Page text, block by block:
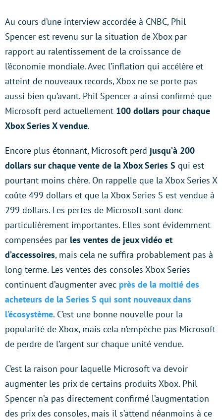
Au cours d’une interview accordée à CNBC, Phil
Spencer est revenu sur la situation de Xbox par
rapport au ralentissement de la croissance de
l’économie mondiale. Avec l’inflation qui accélère et
atteint de nouveaux records, Xbox ne se porte pas
aussi bien qu’avant. Phil Spencer a ainsi confirmé que
Microsoft perd actuellement 100 dollars pour chaque
Xbox Series X vendue.
Encore plus étonnant, Microsoft perd jusqu’à 200
dollars sur chaque vente de la Xbox Series S qui est
pourtant moins chère. On rappelle que la Xbox Series X
coûte 499 dollars et que la Xbox Series S est vendue à
299 dollars. Les pertes de Microsoft sont donc
particulièrement importantes. Elles sont évidemment
compensées par les ventes de jeux vidéo et
d’accessoires, mais cela ne suffira probablement pas à
long terme. Les ventes des consoles Xbox Series
continuent d’augmenter avec près de la moitié des
acheteurs de la Series S qui sont nouveaux dans
l’écosystème. C’est une bonne nouvelle pour la
popularité de Xbox, mais cela n’empêche pas Microsoft
de perdre de l’argent sur chaque unité vendue.
C’est la raison pour laquelle Microsoft va devoir
augmenter les prix de certains produits Xbox. Phil
Spencer n’a pas directement confirmé l’augmentation
des prix des consoles, mais il s’attend néanmoins à ce